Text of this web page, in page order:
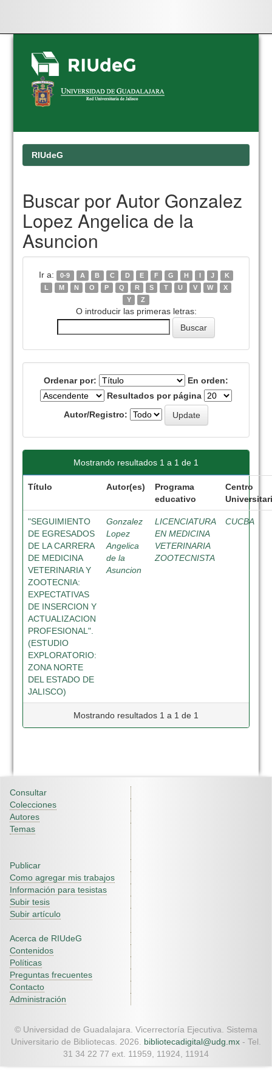
Skip
navigation
RIUdeG
Buscar por Autor Gonzalez
Lopez Angelica de la
Asuncion
Ir a: 0-9 A B C D E F G H I J
K
L
M N O P Q R S T U V W
X
Y
Z
O introducir las primeras letras:
Ordenar por:
En orden:
Resultados por página
Autor/Registro:
Mostrando resultados 1 a 1 de 1
Título Autor(es)
Programa
educativo
Centro
"SEGUIMIENTO
DE EGRESADOS
DE LA CARRERA
DE MEDICINA
VETERINARIA Y
ZOOTECNIA:
EXPECTATIVAS
DE INSERCION Y
ACTUALIZACION
PROFESIONAL".
(ESTUDIO
EXPLORATORIO:
ZONA NORTE
DEL ESTADO DE
JALISCO)
Gonzalez
Lopez
Angelica
de la
Asuncion
LICENCIATURA
EN MEDICINA
VETERINARIA
ZOOTECNISTA
CUCBA
Mostrando resultados 1 a 1 de 1
Consultar
Colecciones
Autores
Temas
Publicar
Como agregar mis trabajos
Información para tesistas
Subir tesis
Subir artículo
Acerca de RIUdeG
Contenidos
Políticas
Preguntas frecuentes
Contacto
Administración
© Universidad de Guadalajara. Vicerrectoría Ejecutiva. Sistema
Universitario de Bibliotecas. 2026. bibliotecadigital@udg.mx - Tel.
31 34 22 77 ext. 11959, 11924, 11914